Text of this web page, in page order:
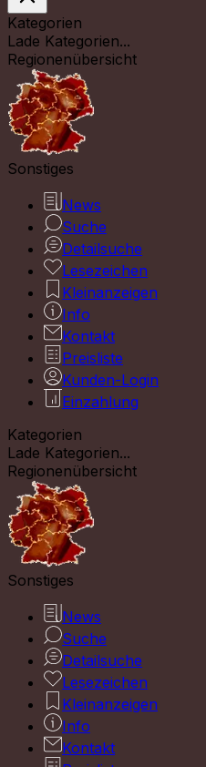
Kategorien
Lade Kategorien...
Regionenübersicht
Sonstiges
News
Suche
Detailsuche
Lesezeichen
Kleinanzeigen
Info
Kontakt
Preisliste
Kunden-Login
Einzahlung
Kategorien
Lade Kategorien...
Regionenübersicht
Sonstiges
News
Suche
Detailsuche
Lesezeichen
Kleinanzeigen
Info
Kontakt